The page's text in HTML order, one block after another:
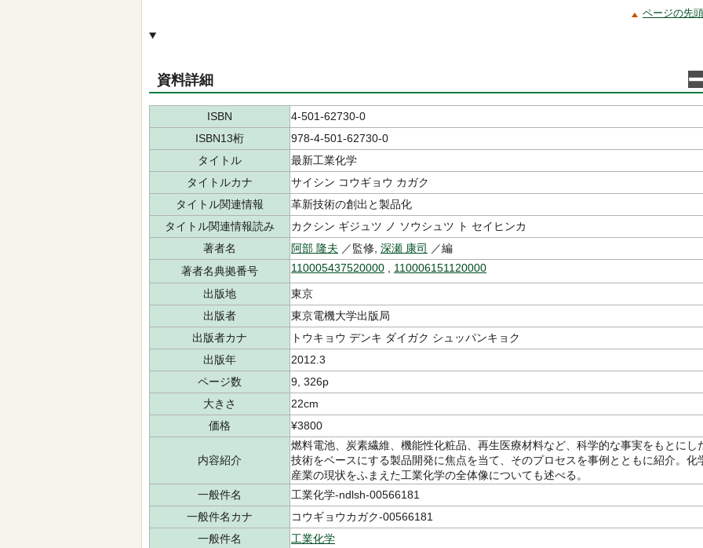
ページの先
資料詳細
ISBN
4-501-62730-0
ISBN13桁
978-4-501-62730-0
タイトル
最新工業化学
タイトルカナ
サイシン コウギョウ カガク
タイトル関連情報
革新技術の創出と製品化
タイトル関連情報読み
カクシン ギジュツ ノ ソウシュツ ト セイヒンカ
著者名
阿部 隆夫 ／監修, 深瀬 康司
／編
著者名典拠番号
110005437520000 110006151120000
出版地
東京
出版者
東京電機大学出版局
出版者カナ
トウキョウ デンキ ダイガク シュッパンキョク
出版年
2012.3
ページ数
9, 326p
大きさ
22cm
価格
¥3800
内容紹介
燃料電池、炭素繊維、機能性化粧品、再生医療材料など、科学的な事実をもとにし
技術をベースにする製品開発に焦点を当て、そのプロセスを事例とともに紹介。化
産業の現状をふまえた工業化学の全体像についても述べる。
一般件名
工業化学-ndlsh-00566181
一般件名カナ
コウギョウカガク-00566181
一般件名
工業化学